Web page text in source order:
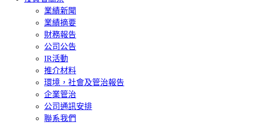
業績新聞
業績摘要
財務報告
公司公告
IR活動
推介材料
環境，社會及管治報告
企業管治
公司通訊安排
聯系我們